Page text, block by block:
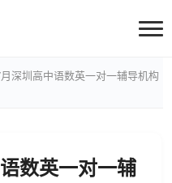
深圳高中语数英一对一辅导机构
数英一对一辅